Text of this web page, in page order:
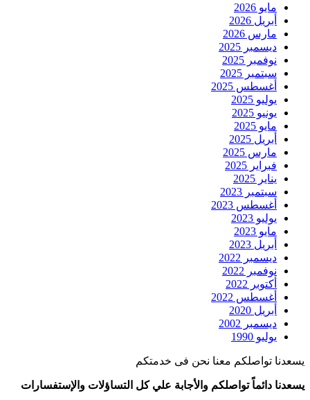
مايو 2026
أبريل 2026
مارس 2026
ديسمبر 2025
نوفمبر 2025
سبتمبر 2025
أغسطس 2025
يوليو 2025
يونيو 2025
مايو 2025
أبريل 2025
مارس 2025
فبراير 2025
يناير 2025
سبتمبر 2023
أغسطس 2023
يوليو 2023
مايو 2023
أبريل 2023
ديسمبر 2022
نوفمبر 2022
أكتوبر 2022
أغسطس 2022
أبريل 2020
ديسمبر 2002
يوليو 1990
يسعدنا تواصلكم معنا نحن فى خدمتكم
يسعدنا دائماً تواصلكم والأجابة علي كل التساؤلات والإستفسارات